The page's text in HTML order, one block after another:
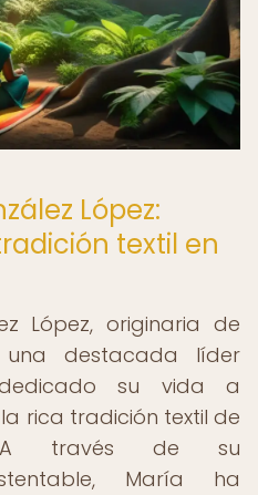
López:
textil en
López, originaria de
una destacada líder
su vida a
rica tradición textil de
A través de su
María ha